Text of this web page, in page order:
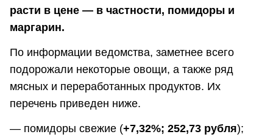
расти в цене — в частности, помидоры и
маргарин.
По информации ведомства, заметнее всего
подорожали некоторые овощи, а также ряд
мясных и переработанных продуктов. Их
перечень приведен ниже.
— помидоры свежие (+7,32%; 252,73 рубля);